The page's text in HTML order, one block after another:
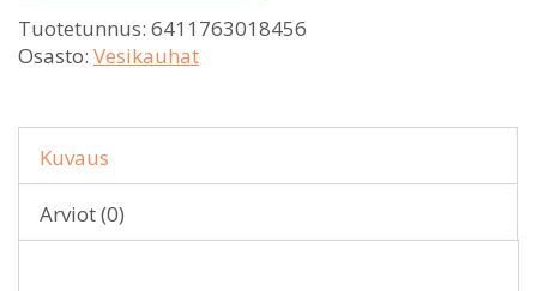
Tuotetunnus: 6411763018456
Osasto: Vesikauhat
Kuvaus
Arviot (0)